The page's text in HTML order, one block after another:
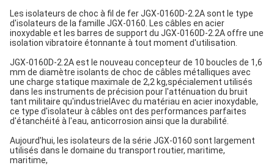
Les isolateurs de choc à fil de fer JGX-0160D-2.2A sont le type
d'isolateurs de la famille JGX-0160. Les câbles en acier
inoxydable et les barres de support du JGX-0160D-2.2A offre une
isolation vibratoire étonnante à tout moment d'utilisation.
JGX-0160D-2.2A est le nouveau concepteur de 10 boucles de 1,6
mm de diamètre isolants de choc de câbles métalliques avec
une charge statique maximale de 2,2 kg,spécialement utilisés
dans les instruments de précision pour l'atténuation du bruit
tant militaire qu'industrielAvec du matériau en acier inoxydable,
ce type d'isolateur à câbles ont des performances parfaites
d'étanchéité à l'eau, anticorrosion ainsi que la durabilité.
Aujourd'hui, les isolateurs de la série JGX-0160 sont largement
utilisés dans le domaine du transport routier, maritime,
maritime,